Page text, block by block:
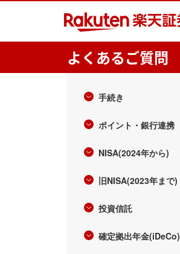
よくあるご質問
手続き
ポイント・銀行連携
NISA(2024年から)
旧NISA(2023年まで)
投資信託
確定拠出年金(iDeCo)